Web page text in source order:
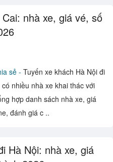
nhà xe, giá vé, số
sẻ - Tuyến xe khách Hà Nội đi
nhiều nhà xe khai thác với
hợp danh sách nhà xe, giá
đánh giá c ..
Hà Nội: nhà xe, giá